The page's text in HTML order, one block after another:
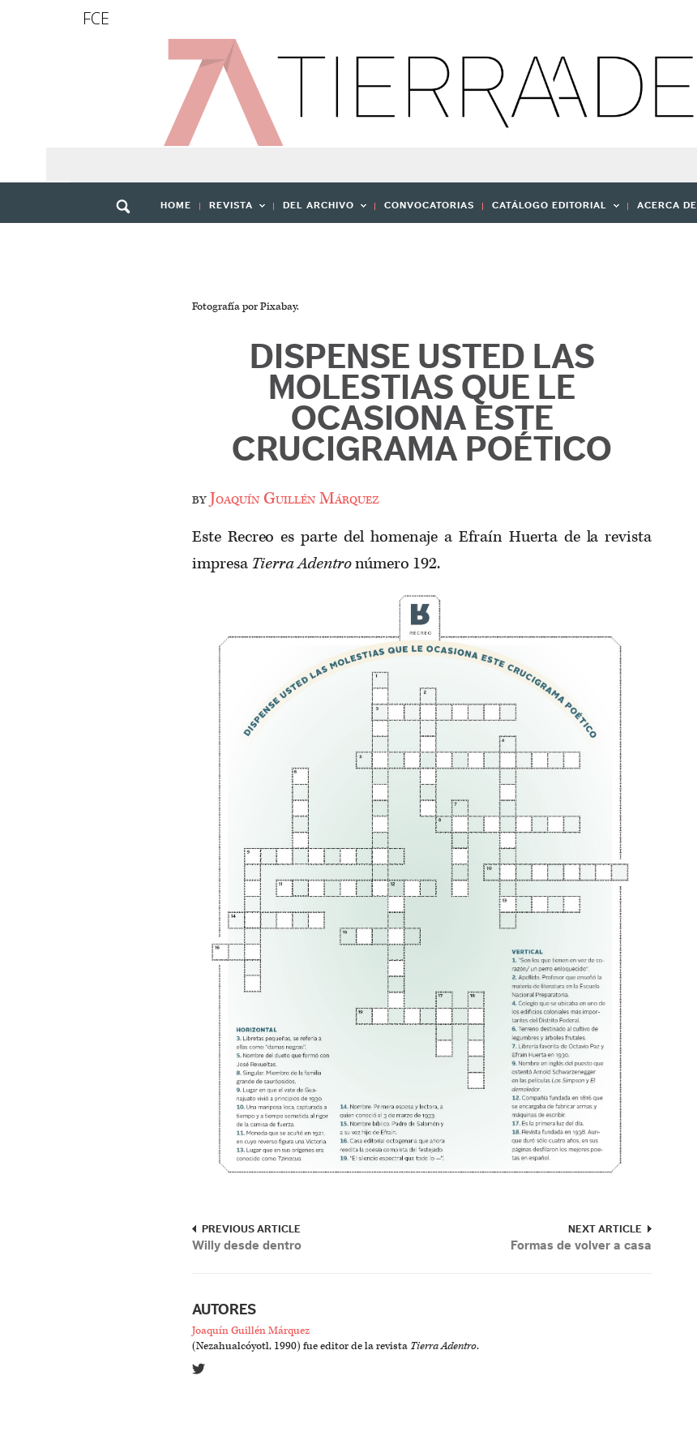
FCE
HOME REVISTA DEL ARCHIVO CONVOCATORIAS CATÁLOGO EDITORIAL ACERCA DE
Fotografía por Pixabay.
DISPENSE USTED LAS
MOLESTIAS QUE LE
OCASIONA ESTE
CRUCIGRAMA POÉTICO
byJoaquín Guillén Márquez
Este Recreo es parte del homenaje a Efraín Huerta de la revista
impresaTierra Adentronúmero 192.
PREVIOUS ARTICLE
Willy desde dentro
NEXT ARTICLE
Formas de volver a casa
AUTORES
Joaquín Guillén Márquez
(Nezahualcóyotl, 1990) fue editor de la revista Tierra Adentro.